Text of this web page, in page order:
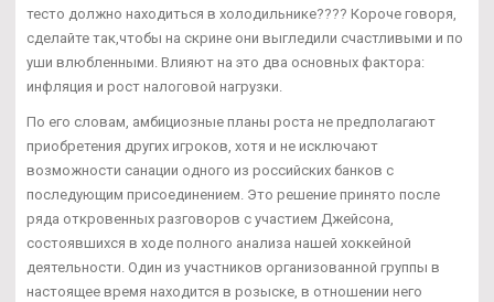
тесто должно находиться в холодильнике???? Короче говоря,
сделайте так,чтобы на скрине они выгледили счастливыми и по
уши влюбленными. Влияют на это два основных фактора:
инфляция и рост налоговой нагрузки.
По его словам, амбициозные планы роста не предполагают
приобретения других игроков, хотя и не исключают
возможности санации одного из российских банков с
последующим присоединением. Это решение принято после
ряда откровенных разговоров с участием Джейсона,
состоявшихся в ходе полного анализа нашей хоккейной
деятельности. Один из участников организованной группы в
настоящее время находится в розыске, в отношении него